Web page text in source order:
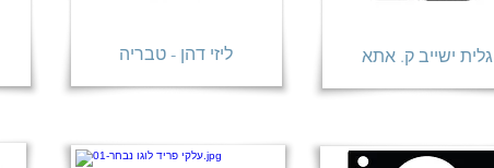
ליזי דהן - טבריה גלית ישייב ק. אתא